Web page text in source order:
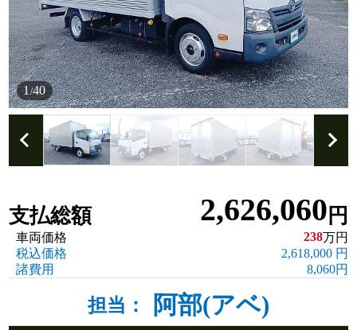
1/40
支払総額 2,626,060 円
車両価格 238万円
税込価格
2,618,000 円
諸費用
8,060円
担当： 阿部(アベ)